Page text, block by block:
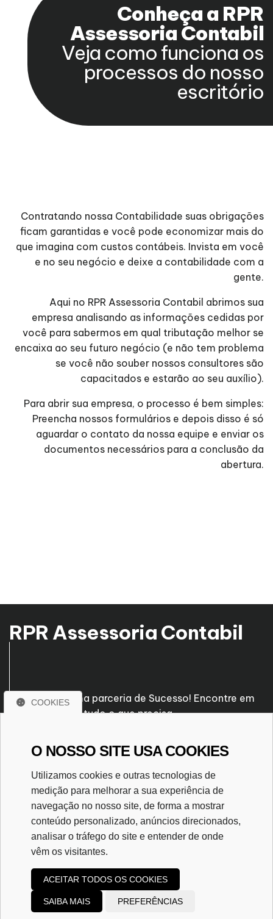
Conheça a RPR
Assessoria Contabil
Veja como funciona os
processos do nosso
escritório
Contratando nossa Contabilidade suas obrigações
ficam garantidas e você pode economizar mais do
que imagina com custos contábeis. Invista em você
e no seu negócio e deixe a contabilidade com a
gente.
Aqui no RPR Assessoria Contabil abrimos sua
empresa analisando as informações cedidas por
você para sabermos em qual tributação melhor se
encaixa ao seu futuro negócio (e não tem problema
se você não souber nossos consultores são
capacitados e estarão ao seu auxílio).
Para abrir sua empresa, o processo é bem simples:
Preencha nossos formulários e depois disso é só
aguardar o contato da nossa equipe e enviar os
documentos necessários para a conclusão da
abertura.
RPR Assessoria Contabil
Venha fazer uma parceria de Sucesso! Encontre em
nossa empresa tudo o que precisa.
Rua Santo Antônio, nº 260
(14) 3532-6833
(14) 9 9698-0194
roberto@rprassessoria.com.br
Copyright 2026
COOKIES
O NOSSO SITE USA COOKIES
Utilizamos cookies e outras tecnologias de
medição para melhorar a sua experiência de
navegação no nosso site, de forma a mostrar
conteúdo personalizado, anúncios direcionados,
analisar o tráfego do site e entender de onde
vêm os visitantes.
ACEITAR TODOS OS COOKIES
SAIBA MAIS PREFERÊNCIAS